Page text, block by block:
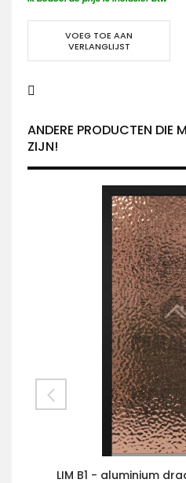
VOEG TOE AAN
VERLANGLIJST
ANDERE PRODUCTEN DIE
ZIJN!
LIM B1 - aluminium